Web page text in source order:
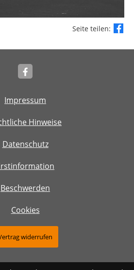
Seite teilen:
Impressum
Hinweise
Datenschutz
Beschwerden
Cookies
widerrufen